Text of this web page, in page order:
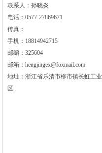
联系人：孙晓炎
电话：0577-27869671
传真：
手机：18814942715
邮编：325604
邮箱：hengjingex@foxmail.com
地址：浙江省乐清市柳市镇长虹工业
区